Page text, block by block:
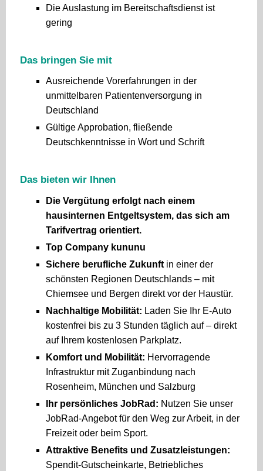
Die Auslastung im Bereitschaftsdienst ist
gering
Das bringen Sie mit
Ausreichende Vorerfahrungen in der
unmittelbaren Patientenversorgung in
Deutschland
Gültige Approbation, fließende
Deutschkenntnisse in Wort und Schrift
Das bieten wir Ihnen
Die Vergütung erfolgt nach einem
hausinternen Entgeltsystem, das sich am
Tarifvertrag orientiert.
Top Company kununu
Sichere berufliche Zukunftin einer der
schönsten Regionen Deutschlands – mit
Chiemsee und Bergen direkt vor der Haustür.
Nachhaltige Mobilität: Laden Sie Ihr E-Auto
kostenfrei bis zu 3 Stunden täglich auf – direkt
auf Ihrem kostenlosen Parkplatz.
Komfort und Mobilität: Hervorragende
Infrastruktur mit Zuganbindung nach
Rosenheim, München und Salzburg
Ihr persönliches JobRad: Nutzen Sie unser
JobRad-Angebot für den Weg zur Arbeit, in der
Freizeit oder beim Sport.
Attraktive Benefits und Zusatzleistungen:
Spendit-Gutscheinkarte, Betriebliches